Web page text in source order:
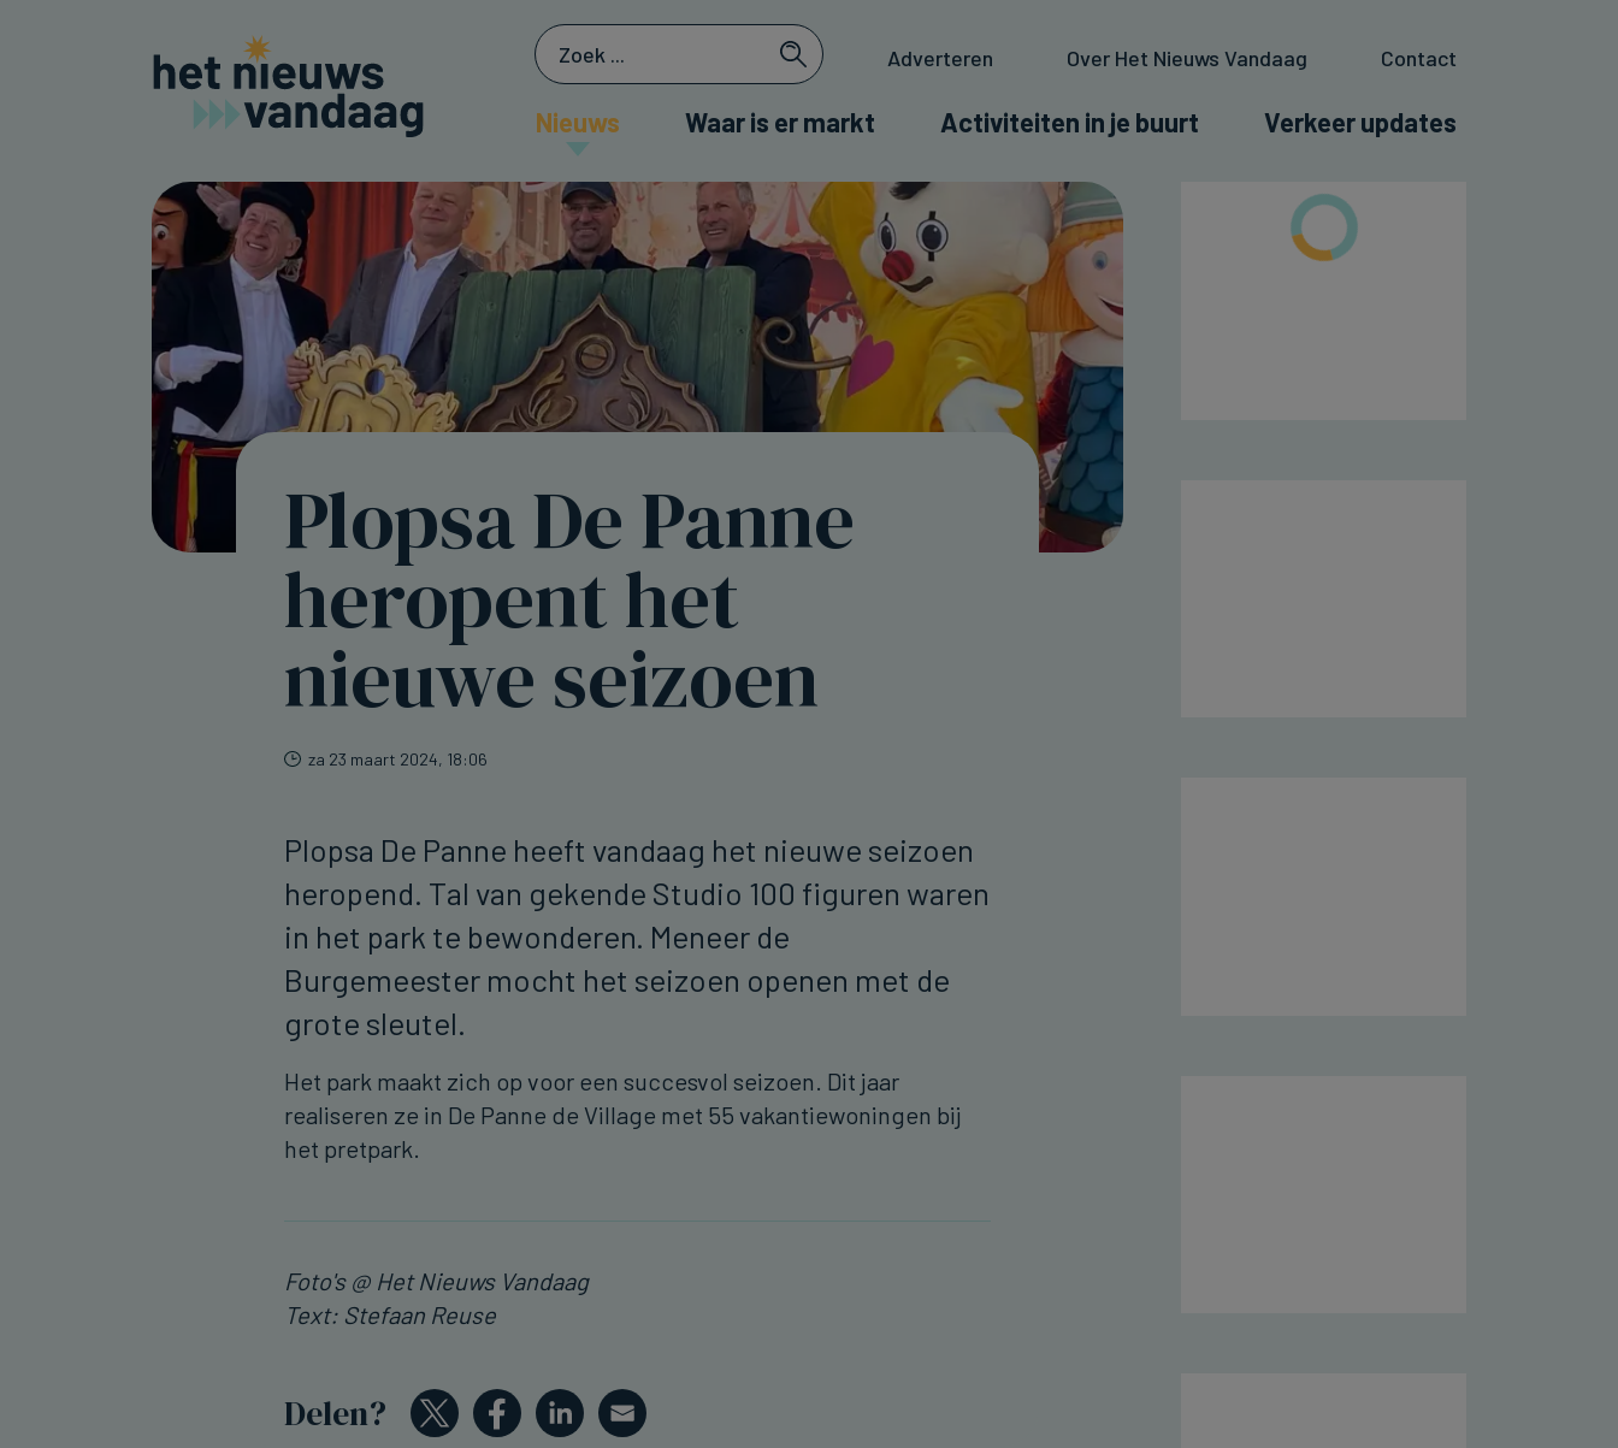
Adverteren Over Het Nieuws Vandaag Contact
Nieuws Waar is er markt Activiteiten in je buurt Verkeer updates
Plopsa De Panne
heropent het
nieuwe seizoen
za 23 maart 2024, 18:06
Plopsa De Panne heeft vandaag het nieuwe seizoen
heropend. Tal van gekende Studio 100 figuren waren
in het park te bewonderen. Meneer de
Burgemeester mocht het seizoen openen met de
grote sleutel.
Het park maakt zich op voor een succesvol seizoen. Dit jaar
realiseren ze in De Panne de Village met 55 vakantiewoningen bij
het pretpark.
Foto's @ Het Nieuws Vandaag
Text: Stefaan Reuse
Delen?